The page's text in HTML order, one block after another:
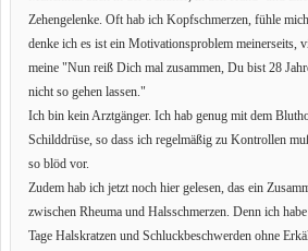
Zehengelenke. Oft hab ich Kopfschmerzen, fühle
denke ich es ist ein Motivationsproblem meinerseits,
meine "Nun reiß Dich mal zusammen, Du bist 28
nicht so gehen lassen."
Ich bin kein Arztgänger. Ich hab genug mit dem
Schilddrüse, so dass ich regelmäßig zu Kontrollen
so blöd vor.
Zudem hab ich jetzt noch hier gelesen, das ein
zwischen Rheuma und Halsschmerzen. Denn ich
Tage Halskratzen und Schluckbeschwerden ohne